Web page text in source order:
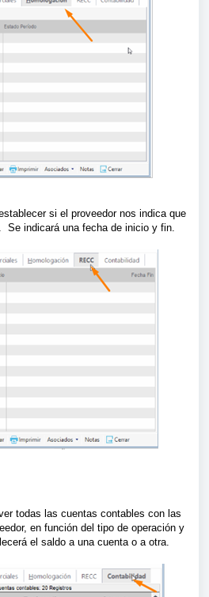
si el proveedor nos indica que
Se indicará una fecha de inicio y fin.
todas las cuentas contables con las
en función del tipo de operación y
el saldo a una cuenta o a otra.